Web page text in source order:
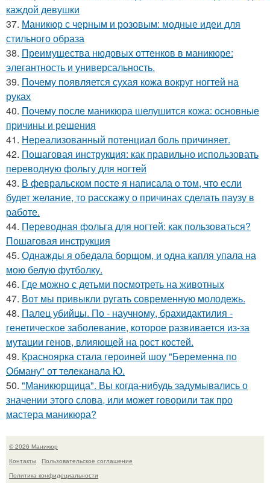
каждой девушки
37. Маникюр с черным и розовым: модные идеи для
стильного образа
38. Преимущества нюдовых оттенков в маникюре:
элегантность и универсальность.
39. Почему появляется сухая кожа вокруг ногтей на
руках
40. Почему после маникюра шелушится кожа: основные
причины и решения
41. Нереализованный потенциал боль причиняет.
42. Пошаговая инструкция: как правильно использовать
переводную фольгу для ногтей
43. В февральском посте я написала о том, что если
будет желание, то расскажу о причинах сделать паузу в
работе.
44. Переводная фольга для ногтей: как пользоваться?
Пошаговая инструкция
45. Однажды я обедала борщом, и одна капля упала на
мою белую футболку.
46. Где можно с детьми посмотреть на животных
47. Вот мы привыкли ругать современную молодежь.
48. Палец убийцы. По - научному, брахидактилия -
генетическое заболевание, которое развивается из-за
мутации генов, влияющей на рост костей.
49. Красноярка стала героиней шоу "Беременна по
Обману" от телеканала Ю.
50. "Маникюрщица". Вы когда-нибудь задумывались о
значении этого слова, или может говорили так про
мастера маникюра?
© 2026 Маникюр
Контакты
Пользовательское соглашение
Политика конфидециальности